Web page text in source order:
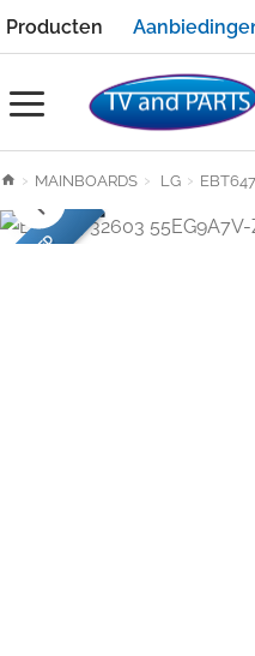
Producten
h
m
MAINBOARDS LG
USED